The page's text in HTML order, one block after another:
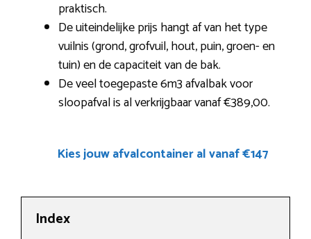
praktisch.
De uiteindelijke prijs hangt af van het type
vuilnis (grond, grofvuil, hout, puin, groen- en
tuin) en de capaciteit van de bak.
De veel toegepaste 6m3 afvalbak voor
sloopafval is al verkrijgbaar vanaf €389,00.
Kies jouw afvalcontainer al vanaf €147
Index